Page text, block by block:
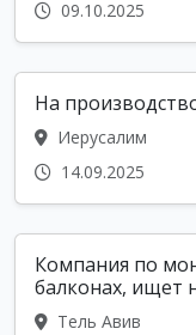
09.10.2025
На
Иерусалим
14.09.2025
Компания по
балконах, ищет
Тель Авив